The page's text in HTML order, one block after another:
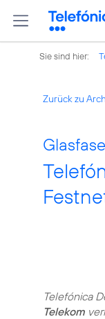
Sie sind hier:
Zurück zu
Telefónica
Telekom